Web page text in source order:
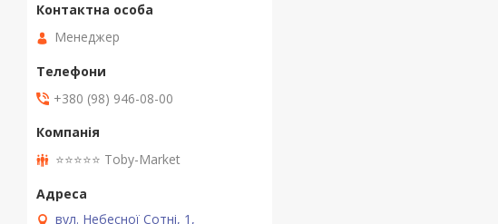
Менеджер
+380 (98) 946-08-00
⭐️⭐️⭐️⭐️⭐️ Toby-Market
вул. Небесної Сотні, 1,